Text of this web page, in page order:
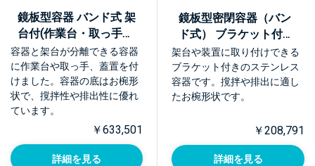
鏡板型容器 バンド式 架
台付(作業台・取っ手・
蓋置付)【DT-CTL-
ASCA】
容器と架台が分離できる容器
に作業台や取っ手、蓋置を付
けました。容器の底はお椀形
状で、撹拌性や排出性に優れ
ています。
￥633,501
詳細を見る
鏡板型密閉容器（バン
ド式） ブラケット付
【DT-CTL-BRK】
架台や装置に取り付けできる
ブラケット付きのステンレス
容器です。撹拌や排出に適し
たお椀形状です。
￥208,791
詳細を見る